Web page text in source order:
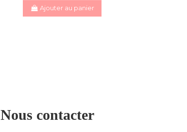
Ajouter au panier
Nous contacter